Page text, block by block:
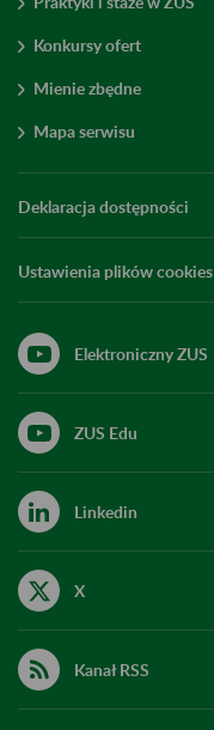
Konkursy ofert
Mienie zbędne
Mapa serwisu
Deklaracja dostępności
Ustawienia plików cookies
Elektroniczny ZUS
ZUS Edu
Linkedin
X
Kanał RSS